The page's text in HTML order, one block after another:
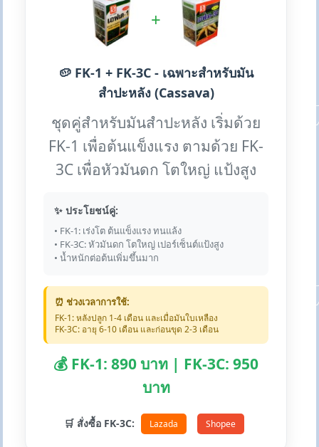
+
🥔 FK-1 + FK-3C - เฉพาะสำหรับมัน
สำปะหลัง (Cassava)
ชุดคู่สำหรับมันสำปะหลัง เริ่มด้วย
FK-1 เพื่อต้นแข็งแรง ตามด้วย FK-
3C เพื่อหัวมันดก โตใหญ่ แป้งสูง
✨ ประโยชน์คู่:
• FK-1: เร่งโต ต้นแข็งแรง ทนแล้ง
• FK-3C: หัวมันดก โตใหญ่ เปอร์เซ็นต์แป้งสูง
• น้ำหนักต่อต้นเพิ่มขึ้นมาก
⏰ ช่วงเวลาการใช้:
FK-1: หลังปลูก 1-4 เดือน และเมื่อมันใบเหลือง
FK-3C: อายุ 6-10 เดือน และก่อนขุด 2-3 เดือน
💰 FK-1: 890 บาท | FK-3C: 950
บาท
🛒 สั่งซื้อ FK-3C: Lazada Shopee